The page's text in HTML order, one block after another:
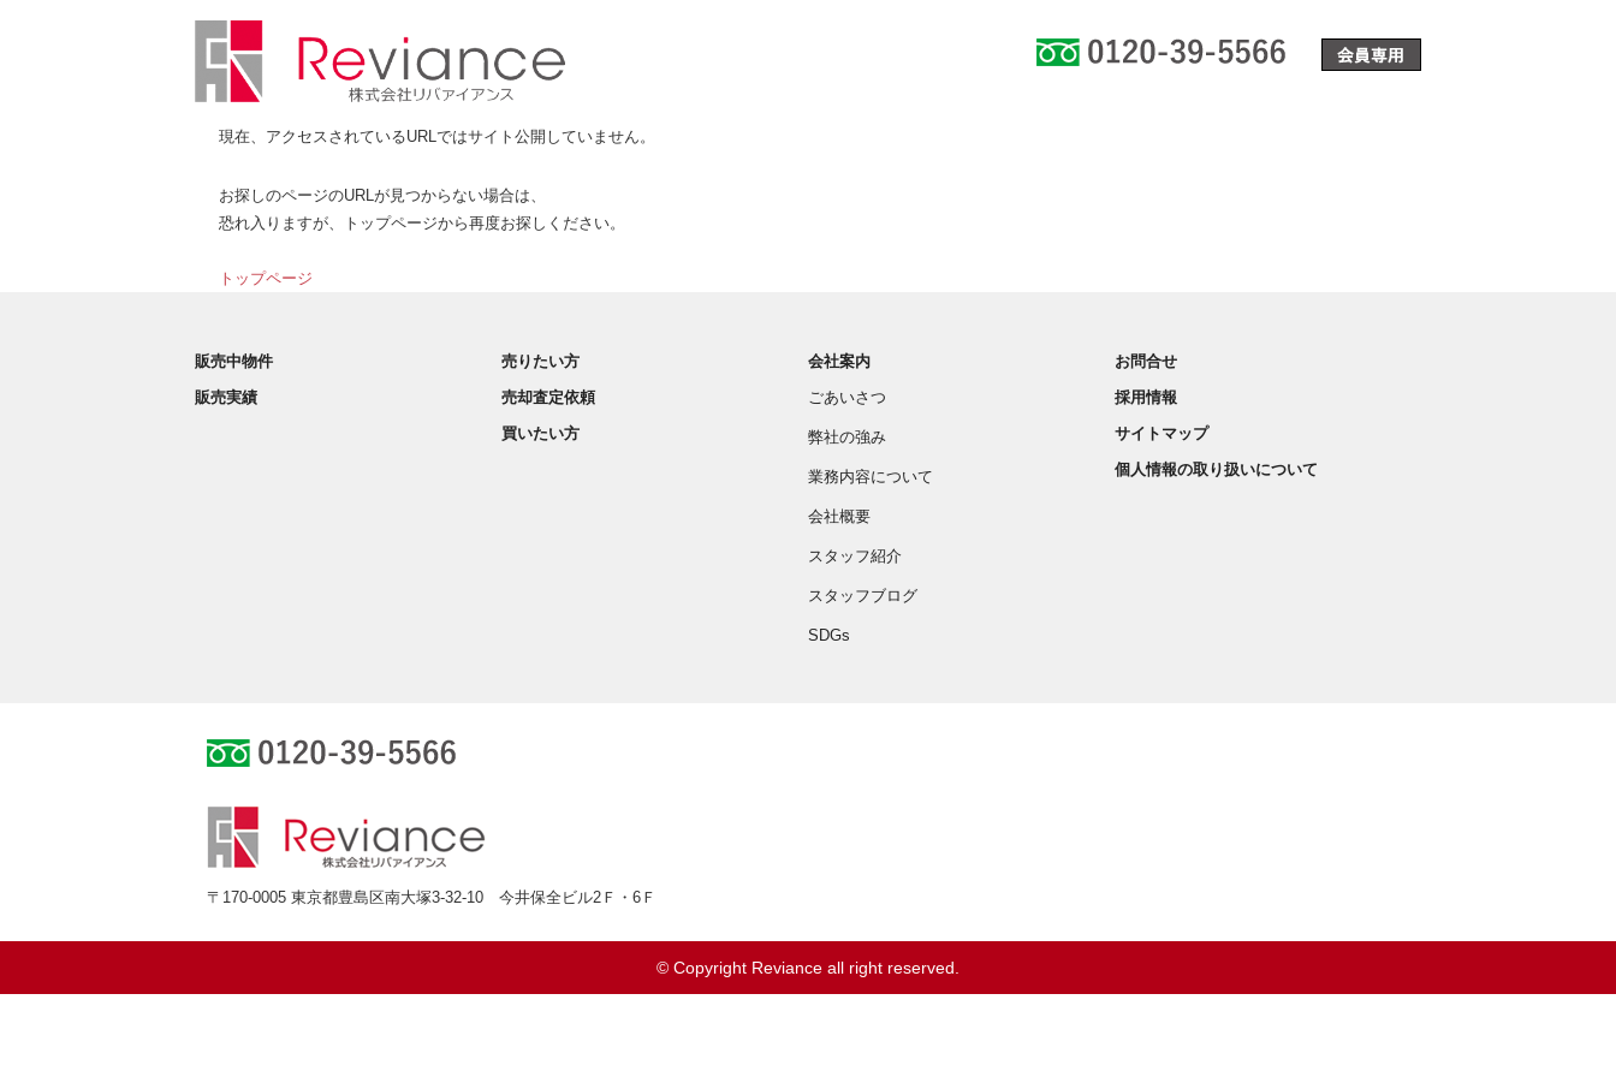
0120-39-5566
現在、アクセスされているURLではサイト公開していません。
お探しのページのURLが見つからない場合は、
恐れ入りますが、トップページから再度お探しください。
トップページ
販売中物件
販売実績
売りたい方
売却査定依頼
買いたい方
会社案内
ごあいさつ
弊社の強み
業務内容について
会社概要
スタッフ紹介
スタッフブログ
SDGs
お問合せ
採用情報
サイトマップ
個人情報の取り扱いについて
〒170-0005 東京都豊島区南大塚3-32-10 今井保全ビル2Ｆ・6Ｆ
© Copyright Reviance all right reserved.